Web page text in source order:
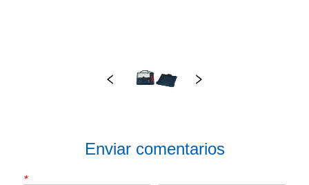
Enviar comentarios
*